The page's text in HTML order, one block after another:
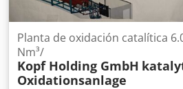
Planta de oxidación catalítica
Nm³/
Kopf Holding GmbH
Oxidationsanlage